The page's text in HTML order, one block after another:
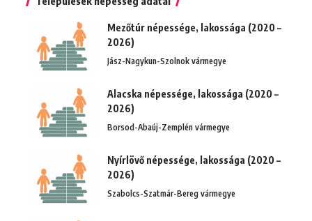
Mezőtúr népessége, lakossága (2020 –
2026)
Jász-Nagykun-Szolnok vármegye
Alacska népessége, lakossága (2020 –
2026)
Borsod-Abaúj-Zemplén vármegye
Nyírlövő népessége, lakossága (2020 –
2026)
Szabolcs-Szatmár-Bereg vármegye